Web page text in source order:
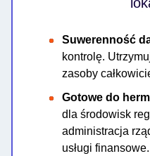
Suwerenność
kontrolę.
zasoby
Gotowe do
dla środowisk
administracja
usługi finansowe.